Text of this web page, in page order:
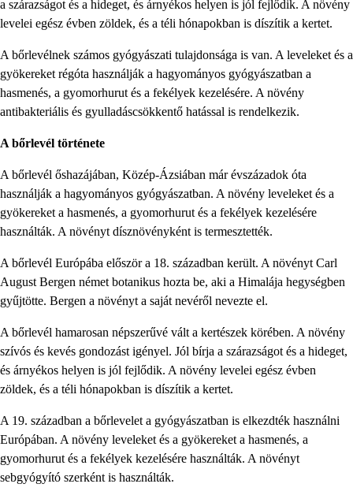
a szárazságot és a hideget, és árnyékos helyen is jól fejlődik. A növény
levelei egész évben zöldek, és a téli hónapokban is díszítik a kertet.
A bőrlevélnek számos gyógyászati ​​tulajdonsága is van. A leveleket és a
gyökereket régóta használják a hagyományos gyógyászatban a
hasmenés, a gyomorhurut és a fekélyek kezelésére. A növény
antibakteriális és gyulladáscsökkentő hatással is rendelkezik.
A bőrlevél története
A bőrlevél őshazájában, Közép-Ázsiában már évszázadok óta
használják a hagyományos gyógyászatban. A növény leveleket és a
gyökereket a hasmenés, a gyomorhurut és a fekélyek kezelésére
használták. A növényt dísznövényként is termesztették.
A bőrlevél Európába először a 18. században került. A növényt Carl
August Bergen német botanikus hozta be, aki a Himalája hegységben
gyűjtötte. Bergen a növényt a saját nevéről nevezte el.
A bőrlevél hamarosan népszerűvé vált a kertészek körében. A növény
szívós és kevés gondozást igényel. Jól bírja a szárazságot és a hideget,
és árnyékos helyen is jól fejlődik. A növény levelei egész évben
zöldek, és a téli hónapokban is díszítik a kertet.
A 19. században a bőrlevelet a gyógyászatban is elkezdték használni
Európában. A növény leveleket és a gyökereket a hasmenés, a
gyomorhurut és a fekélyek kezelésére használták. A növényt
sebgyógyító szerként is használták.